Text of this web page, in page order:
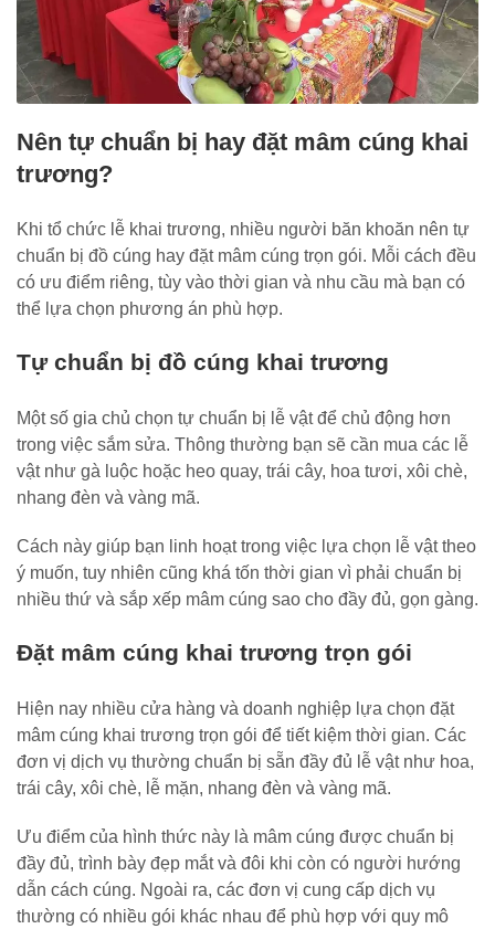
Nên tự chuẩn bị hay đặt mâm cúng khai
trương?
Khi tổ chức lễ khai trương, nhiều người băn khoăn nên tự
chuẩn bị đồ cúng hay đặt mâm cúng trọn gói. Mỗi cách đều
có ưu điểm riêng, tùy vào thời gian và nhu cầu mà bạn có
thể lựa chọn phương án phù hợp.
Tự chuẩn bị đồ cúng khai trương
Một số gia chủ chọn tự chuẩn bị lễ vật để chủ động hơn
trong việc sắm sửa. Thông thường bạn sẽ cần mua các lễ
vật như gà luộc hoặc heo quay, trái cây, hoa tươi, xôi chè,
nhang đèn và vàng mã.
Cách này giúp bạn linh hoạt trong việc lựa chọn lễ vật theo
ý muốn, tuy nhiên cũng khá tốn thời gian vì phải chuẩn bị
nhiều thứ và sắp xếp mâm cúng sao cho đầy đủ, gọn gàng.
Đặt mâm cúng khai trương trọn gói
Hiện nay nhiều cửa hàng và doanh nghiệp lựa chọn đặt
mâm cúng khai trương trọn gói để tiết kiệm thời gian. Các
đơn vị dịch vụ thường chuẩn bị sẵn đầy đủ lễ vật như hoa,
trái cây, xôi chè, lễ mặn, nhang đèn và vàng mã.
Ưu điểm của hình thức này là mâm cúng được chuẩn bị
đầy đủ, trình bày đẹp mắt và đôi khi còn có người hướng
dẫn cách cúng. Ngoài ra, các đơn vị cung cấp dịch vụ
thường có nhiều gói khác nhau để phù hợp với quy mô